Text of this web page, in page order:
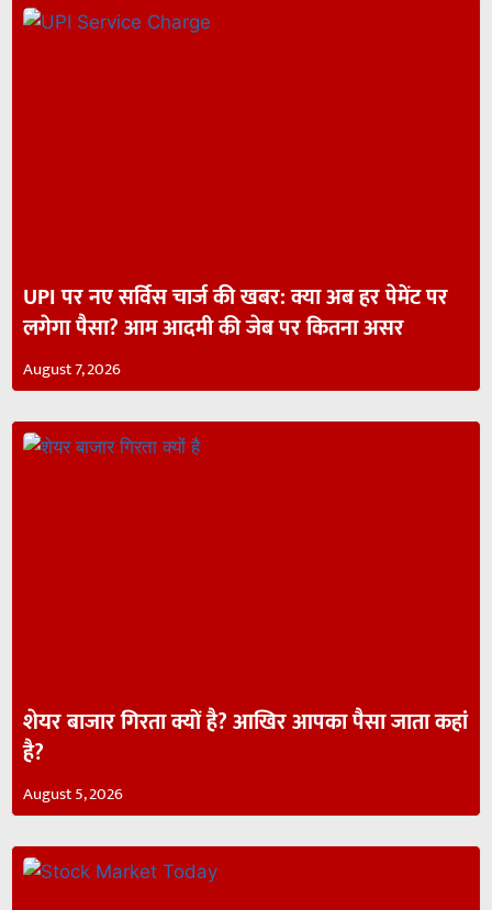
UPI पर नए सर्विस चार्ज की खबर: क्या अब हर पेमेंट पर
लगेगा पैसा? आम आदमी की जेब पर कितना असर
August 7, 2026
शेयर बाजार गिरता क्यों है? आखिर आपका पैसा जाता कहां
है?
August 5, 2026